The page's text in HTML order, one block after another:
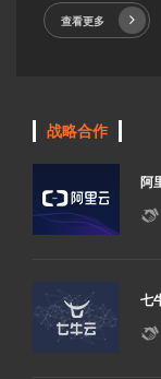
查看更多
战略合作
阿

七
